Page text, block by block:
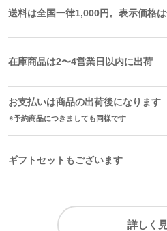
原産国／日本
素材／錫合金
送料は全国一律1,000円。表示価格は
在庫商品は2〜4営業日以内に出荷
お支払いは商品の出荷後になります
予約商品につきましても同様です
ギフトセットもございます
詳しく